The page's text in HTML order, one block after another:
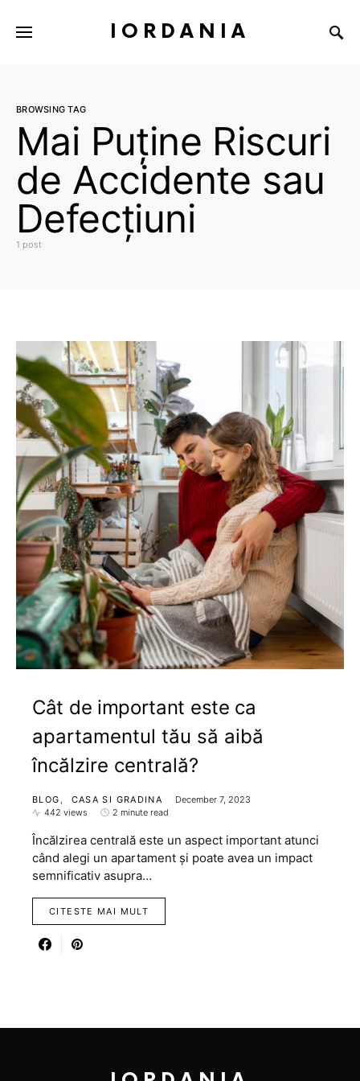
IORDANIA
BROWSING TAG
Mai Puține Riscuri
de Accidente sau
Defecțiuni
1 post
Cât de important este ca
apartamentul tău să aibă
încălzire centrală?
BLOG CASA SI GRADINA
December 7, 2023
442 views
2 minute read
Încălzirea centrală este un aspect important atunci
când alegi un apartament și poate avea un impact
semnificativ asupra…
CITESTE MAI MULT